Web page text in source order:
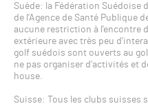
Suède: la Fédération Suédoise
de l’Agence de Santé Publique
aucune restriction à l’encontre
extérieure avec très peu
golf suédois sont ouverts au
ne pas organiser d’activités et
house.
Suisse: Tous les clubs suisses